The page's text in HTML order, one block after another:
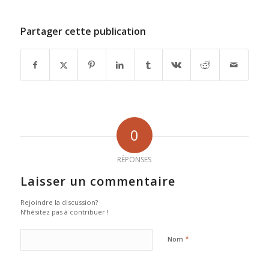
Partager cette publication
0
RÉPONSES
Laisser un commentaire
Rejoindre la discussion?
N’hésitez pas à contribuer !
Nom *